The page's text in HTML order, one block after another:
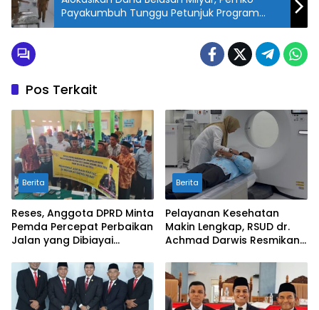
Payakumbuh Tunggu Petunjuk Program
Makan Siang Gratis
Pos Terkait
Berita
Reses, Anggota DPRD Minta
Pemda Percepat Perbaikan
Jalan yang Dibiayai
Berita
Pelayanan Kesehatan
Makin Lengkap, RSUD dr.
Achmad Darwis Resmikan